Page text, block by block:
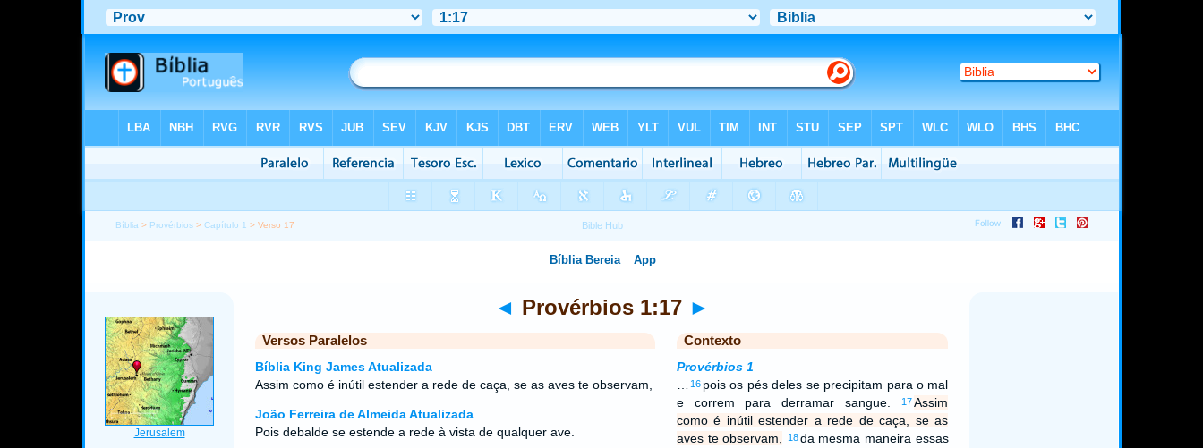
Bíblia > Provérbios >Capítulo 1 > Verso 17
◄ Provérbios 1:17 ►
Versos Paralelos
Bíblia King James Atualizada
Assim como é inútil estender a rede de caça, se as aves te observam,
João Ferreira de Almeida Atualizada
Pois debalde se estende a rede à vista de qualquer ave.
Contexto
Provérbios 1
16 pois os pés deles se precipitam para o mal
e correm para derramar sangue.
17 Assim
como é inútil estender a rede de caça, se as
aves te observam,
18da mesma maneira essas